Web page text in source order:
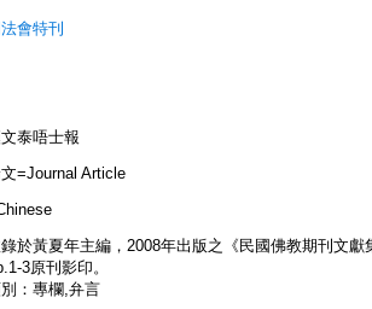
會特刊
泰唔士報
=Journal Article
於黃夏年主編，2008年出版之《民國佛教期刊文
3原刊影印。
：專欄,弁言